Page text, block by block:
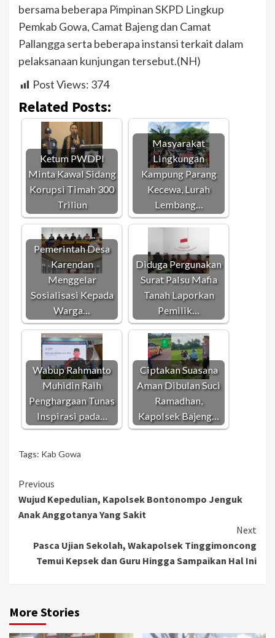
bersama beberapa Pimpinan SKPD Lingkup
Pemkab Gowa, Camat Bajeng dan Camat
Pallangga serta beberapa instansi terkait dalam
pelaksanaan kunjungan tersebut.(NH)
Post Views: 374
Related Posts:
Ketum PWDPI
Minta Kawal Sidang
Korupsi Timah 300
Triliun
Masyarakat
Lingkungan
Kampung Parang
Kecewa, Lurah
Lembang…
Pemerintah Desa
Karendan
Menggelar
Sosialisasi Kepada
Warga…
Diduga Pergunakan
Surat Palsu Mafia
Tanah Laporkan
Pemilik…
Wabup Rahmanto
Muhidin Raih
Penghargaan Tunas
Inspirasi pada…
Ciptakan Suasana
Aman Dibulan Suci
Ramadhan,
Kapolsek Bajeng…
Tags: Kab Gowa
Continue
Reading
Previous
Wujud Kepedulian, Kapolsek Bontonompo Jenguk
Anak Anggotanya Yang Sakit
Next
Pasca Ujian Sekolah, Wakapolsek Tinggimoncong
Temui Kepsek dan Guru Hingga Sampaikan Hal Ini
More Stories